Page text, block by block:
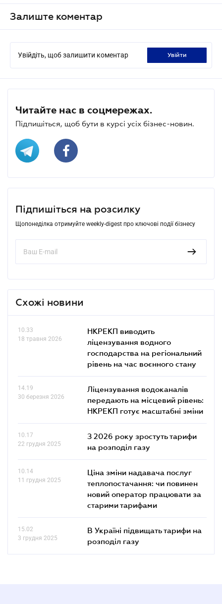
Залиште коментар
Увійдіть, щоб залишити коментар увійти
Читайте нас в соцмережах.
Підпишіться, щоб бути в курсі усіх бізнес-новин.
Підпишіться на розсилку
Щопонеділка отримуйте weekly-digest про ключові події бізнесу
Схожі новини
10.33
18 травня 2026
НКРЕКП виводить
ліцензування водного
господарства на регіональний
рівень на час воєнного стану
14.19
30 березня 2026
Ліцензування водоканалів
передають на місцевий рівень:
НКРЕКП готує масштабні зміни
10.17
22 грудня 2025
З 2026 року зростуть тарифи
на розподіл газу
10.14
11 грудня 2025
Ціна зміни надавача послуг
теплопостачання: чи повинен
новий оператор працювати за
старими тарифами
15.02
3 грудня 2025
В Україні підвищать тарифи на
розподіл газу